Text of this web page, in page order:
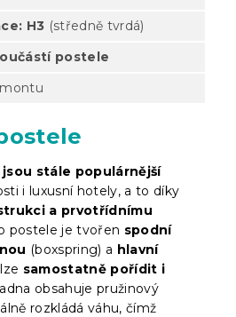
H3 (středně tvrdá)
postele
stále populárnější
i luxusní hotely, a to díky
a prvotřídnímu
postele je tvořen spodní
(boxspring) a hlavní
samostatně pořídit i
obsahuje pružinový
rozkládá váhu, čímž